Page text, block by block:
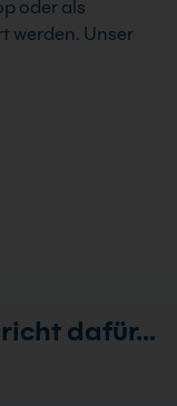
oder als
werden. Unser
dafür…